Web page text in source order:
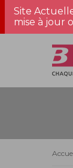
Site
mise à jour